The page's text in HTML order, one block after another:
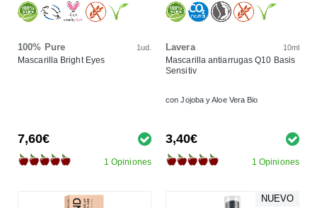
100% Pure 1ud.
Mascarilla Bright Eyes
7,60€
1 Opiniones
Lavera 10ml
Mascarilla antiarrugas Q10 Basis
Sensitiv
con Jojoba y Aloe Vera Bio
3,40€
1 Opiniones
NUEVO